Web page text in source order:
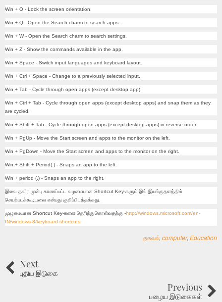
Win + O - Lock the screen orientation.
Win + Q - Open the Search charm to search apps.
Win + W - Open the Search charm to search settings.
Win + Z - Show the commands available in the app.
Win + Space - Switch input languages and keyboard layout.
Win + Ctrl + Space - Change to a previously selected input.
Win + Tab - Cycle through open apps (except desktop app).
Win + Ctrl + Tab - Cycle through open apps (except desktop apps) and snap them as they
are cycled.
Win + Shift + Tab - Cycle through open apps (except desktop apps) in reverse order.
Win + PgUp - Move the Start screen and apps to the monitor on the left.
Win + PgDown - Move the Start screen and apps to the monitor on the right.
Win + Shift + Period(.) - Snaps an app to the left.
Win + period (.) - Snaps an app to the right.
இவை தவிர முன்பு காணப்பட்ட வழமையான Shortcut Key-களும் இவ் இயங்குதளத்தில்
செயற்படக்கூடியவை என்பது குறிப்பிடத்தக்கது.
முழுமையான Shortcut Key-களை தெரிந்துகொள்வதற்கு -http://windows.microsoft.com/en-
IN/windows-8/keyboard-shortcuts
தகவல், computer, Education
Next
புதிய இடுகை
Previous
பழைய இடுகைகள்